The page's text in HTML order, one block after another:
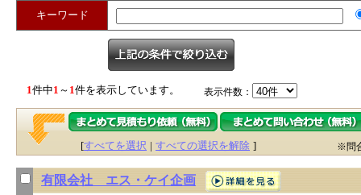
キーワード
1件中1 ～ 1件を表示しています。 表示件数：
[すべてを選択 | すべての選択を解除 ] ※問
有限会社 エス・ケイ企画